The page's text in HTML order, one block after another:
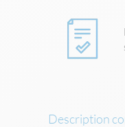
beginning
images
Description